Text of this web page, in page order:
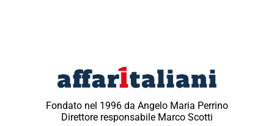
Fondato nel 1996 da Angelo Maria Perrino
Direttore responsabile Marco Scotti